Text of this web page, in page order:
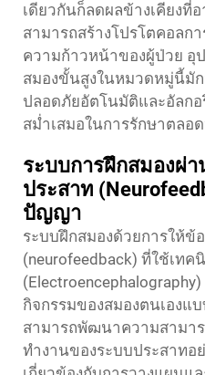
เดียวกันก็ลดผลข้างเคียงที่
สามารถสร้างโปรโตคอล
ความก้าวหน้าของผู้ป่วย อุ
สมองขั้นสูงในหมวดหมู่นี้มั
ปลอดภัยอัตโนมัติและอัลก
สม่ำเสมอในการรักษาตลอ
ระบบการฝึกสมองผ่
ประสาท
ปัญญา
ระบบฝึกสมองด้วยการให้ข้
(neurofeedback) ที่ใช้เท
กิจกรรมของสมองตนเองแ
สามารถพัฒนาความสามา
ทำงานของระบบประสาทอ